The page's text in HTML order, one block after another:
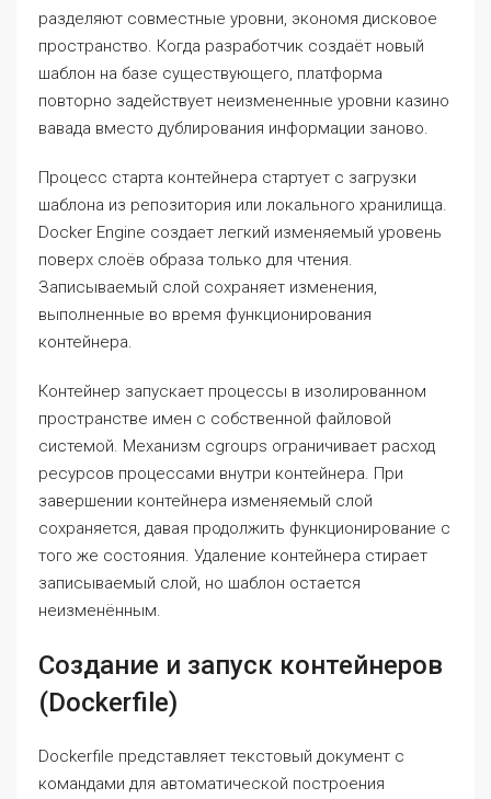
разделяют совместные уровни, экономя дисковое
пространство. Когда разработчик создаёт новый
шаблон на базе существующего, платформа
повторно задействует неизмененные уровни казино
вавада вместо дублирования информации заново.
Процесс старта контейнера стартует с загрузки
шаблона из репозитория или локального хранилища.
Docker Engine создает легкий изменяемый уровень
поверх слоёв образа только для чтения.
Записываемый слой сохраняет изменения,
выполненные во время функционирования
контейнера.
Контейнер запускает процессы в изолированном
пространстве имен с собственной файловой
системой. Механизм cgroups ограничивает расход
ресурсов процессами внутри контейнера. При
завершении контейнера изменяемый слой
сохраняется, давая продолжить функционирование с
того же состояния. Удаление контейнера стирает
записываемый слой, но шаблон остается
неизменённым.
Создание и запуск контейнеров
(Dockerfile)
Dockerfile представляет текстовый документ с
командами для автоматической построения